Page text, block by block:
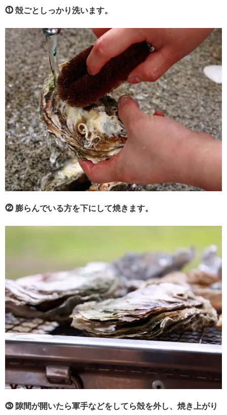
⓵ 殻ごとしっかり洗います。
⓶ 膨らんでいる方を下にして焼きます。
⓷ 隙間が開いたら軍手などをしてら殻を外し、焼き上がり